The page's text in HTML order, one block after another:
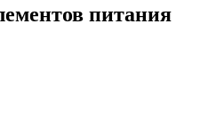
питания